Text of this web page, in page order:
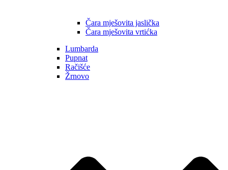
Čara mješovita jaslička
Čara mješovita vrtićka
Lumbarda
Pupnat
Račišće
Žrnovo